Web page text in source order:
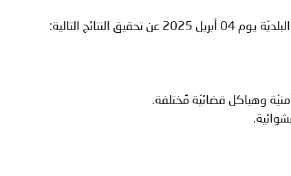
الداخلية العرب بمناسبة اختتام المؤتمر العربي الثاني
التالية: